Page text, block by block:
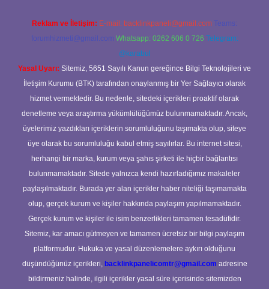
Reklam ve İletişim: E-mail: backlinkpaneli@gmail.com Teams:
forumhizmeti@gmail.com Whatsapp: 0262 606 0 726 Telegram:
@karabul
Yasal Uyarı: Sitemiz, 5651 Sayılı Kanun gereğince Bilgi Teknolojileri ve
İletişim Kurumu (BTK) tarafından onaylanmış bir Yer Sağlayıcı olarak
hizmet vermektedir. Bu nedenle, sitedeki içerikleri proaktif olarak
denetleme veya araştırma yükümlülüğümüz bulunmamaktadır. Ancak,
üyelerimiz yazdıkları içeriklerin sorumluluğunu taşımakta olup, siteye
üye olarak bu sorumluluğu kabul etmiş sayılırlar. Bu internet sitesi,
herhangi bir marka, kurum veya şahıs şirketi ile hiçbir bağlantısı
bulunmamaktadır. Sitede yalnızca kendi hazırladığımız makaleler
paylaşılmaktadır. Burada yer alan içerikler haber niteliği taşımamakta
olup, gerçek kurum ve kişiler hakkında paylaşım yapılmamaktadır.
Gerçek kurum ve kişiler ile isim benzerlikleri tamamen tesadüfidir.
Sitemiz, kar amacı gütmeyen ve tamamen ücretsiz bir bilgi paylaşım
platformudur. Hukuka ve yasal düzenlemelere aykırı olduğunu
düşündüğünüz içerikleri, backlinkpanelicomtr@gmail.com adresine
bildirmeniz halinde, ilgili içerikler yasal süre içerisinde sitemizden